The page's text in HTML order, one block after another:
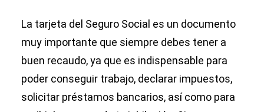
La tarjeta del Seguro Social es un documento
muy importante que siempre debes tener a
buen recaudo, ya que es indispensable para
poder conseguir trabajo, declarar impuestos,
solicitar préstamos bancarios, así como para